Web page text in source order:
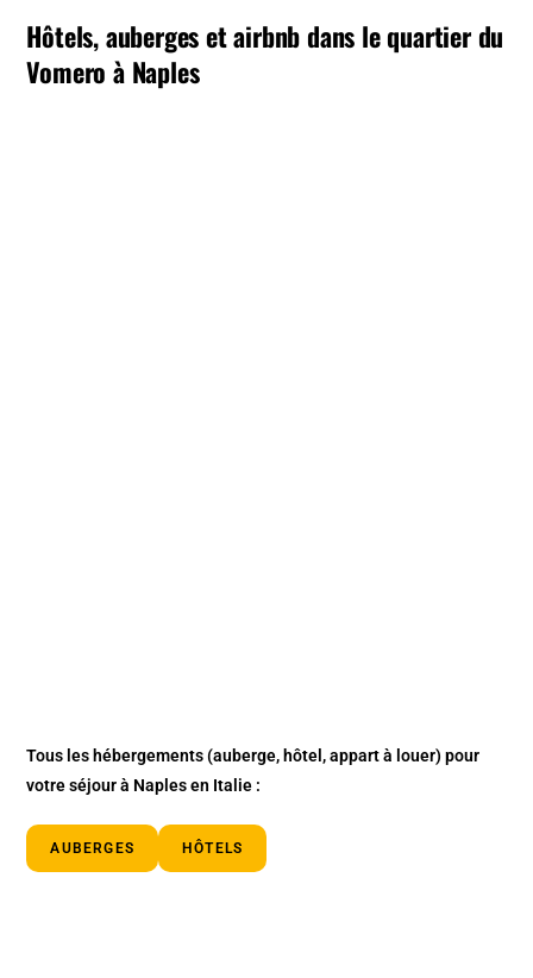
Hôtels, auberges et airbnb dans le quartier du
Vomero à Naples
Tous les hébergements(auberge, hôtel, appart à louer) pour
votre séjour à Naples en Italie :
AUBERGES HÔTELS